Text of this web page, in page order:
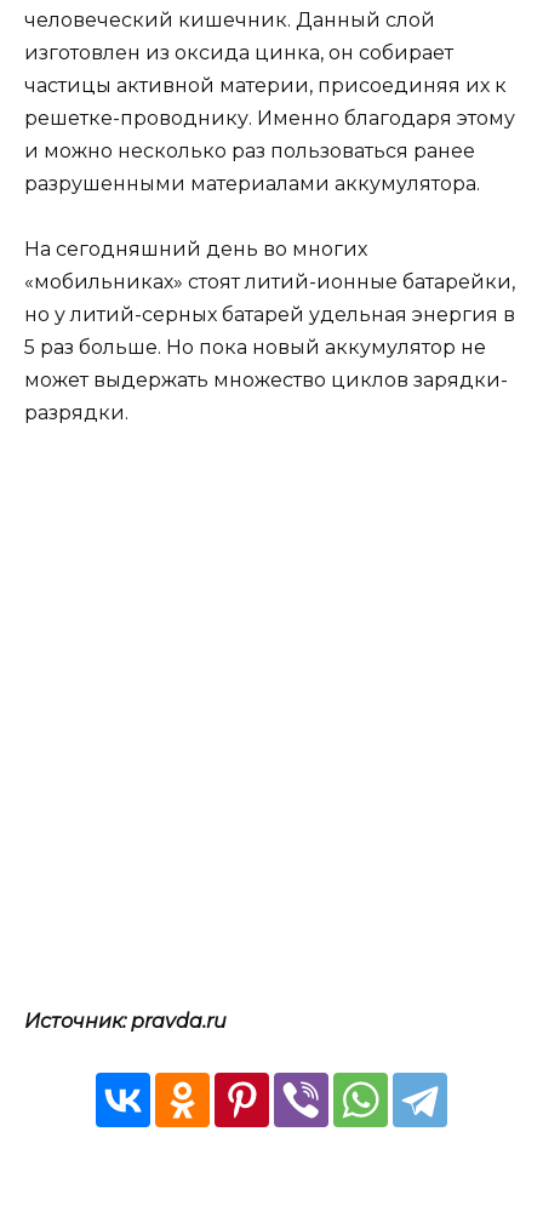
человеческий кишечник. Данный слой
изготовлен из оксида цинка, он собирает
частицы активной материи, присоединяя их к
решетке-проводнику. Именно благодаря этому
и можно несколько раз пользоваться ранее
разрушенными материалами аккумулятора.
На сегодняшний день во многих
«мобильниках» стоят литий-ионные батарейки,
но у литий-серных батарей удельная энергия в
5 раз больше. Но пока новый аккумулятор не
может выдержать множество циклов зарядки-
разрядки.
Источник: pravda.ru